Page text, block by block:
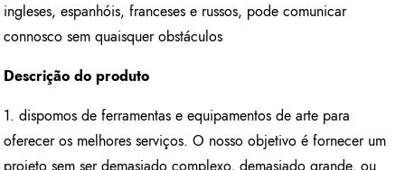
ingleses, espanhóis, franceses e russos, pode comunicar
connosco sem quaisquer obstáculos
Descrição do produto
1. dispomos de ferramentas e equipamentos de arte para
oferecer os melhores serviços. O nosso objetivo é fornecer um